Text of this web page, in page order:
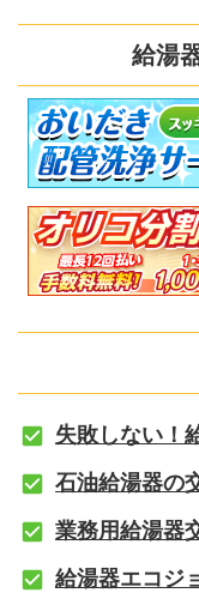
給湯
失敗しない！
石油給湯器の
業務用給湯器
給湯器エコジ